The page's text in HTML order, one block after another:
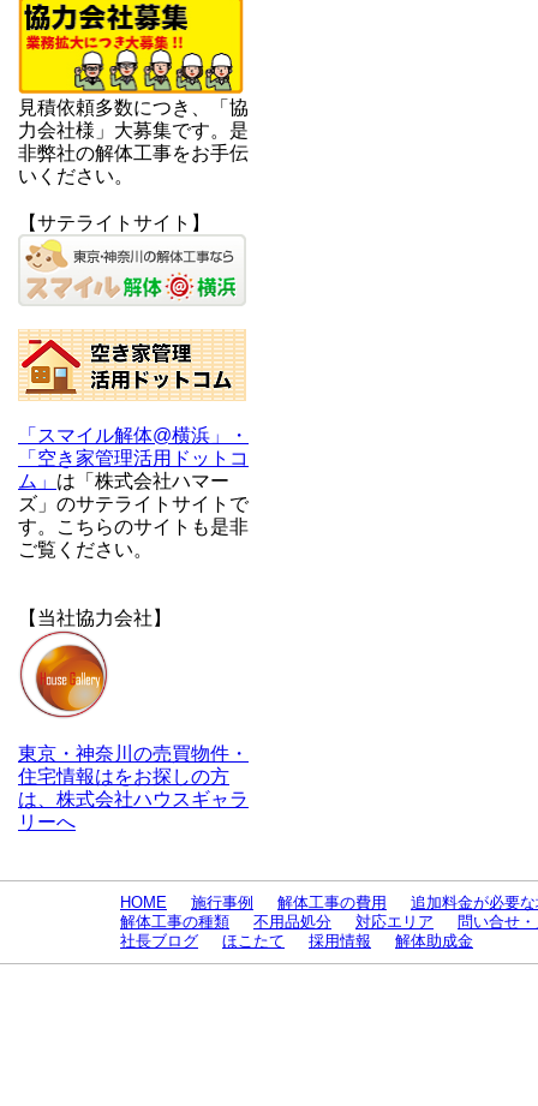
見積依頼多数につき、「協
力会社様」大募集です。是
非弊社の解体工事をお手伝
いください。
【サテライトサイト】
「スマイル解体@横浜」・
「空き家管理活用ドットコ
ム」 は「株式会社ハマー
ズ」のサテライトサイトで
す。こちらのサイトも是非
ご覧ください。
【当社協力会社】
東京・神奈川の売買物件・
住宅情報はをお探しの方
は、株式会社ハウスギャラ
リーへ
HOME 施行事例 解体工事の費用
追加料金が必要
解体工事の種類
不用品処分 対応エリア
問い合せ
社長ブログ
ほこたて 採用情報 解体助成金